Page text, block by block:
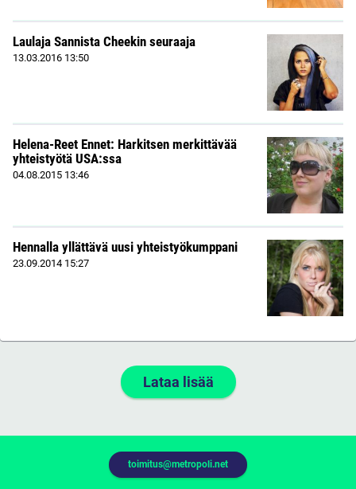
Laulaja Sannista Cheekin seuraaja
13.03.2016 13:50
Helena-Reet Ennet: Harkitsen merkittävää
yhteistyötä USA:ssa
04.08.2015 13:46
Hennalla yllättävä uusi yhteistyökumppani
23.09.2014 15:27
Lataa lisää
toimitus@metropoli.net